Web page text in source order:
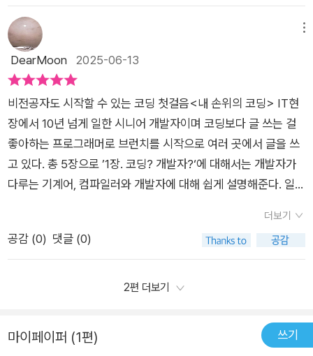
시간이 지나면서 점점 자연스러워진다.개발자라고 하면 보통 컴
퓨터 앞에서 밤새 코딩하는 모습을 떠올린다. 하지만 실제로는 개
발자의 세계도 훨씬 다양하고 입체적이다. 웹사이트의 화면을 만
드는 프론트엔드 개발자, 뒤에서 데이터를 처리하는 백엔드 개발
자, 스마트폰 앱을 만드는 모바일 개발자까지. 각각의 영역마다
필요한 기술과 역량이 다르다. 프론트엔드 개발자는 사용자가 직
접 보고 만지는 부분을 다룬다. 버튼을 누르면 어떤 반응이 일어
날지, 화면이 얼마나 예쁘고 사용하기 편할지를 고민한다. 어찌
보면 예술가와 엔지니어의 성격을 동시에 가져야 하는 직업이다.
되는 부분을 담당한다. 데이터베이스에서 정보를 가져오고, 서버
간의 통신을 처리하고, 보안을 관리한다. 마치 무대 뒤에서 모든
것을 조율하는 연출가 같은 역할이다. 모바일 앱 개발자는 우리가
매일 사용하는 스마트폰 앱을 만든다. 작은 화면에서도 편리하게
설계까지 고려해야 할 것들이 많다.코딩을 배우는 과정에서 가장
어려운 것은 기술적인 부분이 아닐지도 모른다. 오히려 끊임없는
지 않는다. 『내 손 위의 코딩』은 배우는 것 자체가 목적이 아니
라, 그걸 통해 스스로를 조금 더 단단하게 만드는 여정임을 말해
준다. 이 책을 덮고 나면, '나도 한번 해볼까?'라는 말이 머리가 아
니라 손끝에서부터 나오게 된다. 혹시 당신도 나처럼 “코딩? 그
쳐보면 좋겠다. 기술이 두려운 게 아니라, 새로운 언어를 받아들
이는 데 익숙하지 않았던 거다. 책 한 권이면 충분히 그 두려움을
넘을 수 있다. 그러니 이제는 핑계 말고, 한 줄의 코드부터 시작해
보자. #내손위의코딩 #고코더 #원앤원북스 #코딩입문추천 #비
전공자코딩 #개발자되기 #프로그래밍첫걸음 #코딩공부법 #IT
초보도전기 #독학프로그래밍 #일반인코딩 #코딩책추천
을 합니다'는 주변 지인들과 청년들의 상담 사례를 엮은 책인데,
많은 사람들이 개발자가 되고 싶어한다. 앞서 얘기했듯 개발자가
되는데 장벽은 높지 않다. 게다가 자유로운 근무 환경과 높은 보
상은 많은 이들이 개발자가 되고 싶어하는 이유 중 하나일 것이
다. 개발자가 되고자 한다면 저자는 용기내어 도전해 볼 필요가
있다고 강조한다.비전공자가 개발자가 되기 위한 방법으로 국비
지원교육이나 부트캠프, 인공지능과 함께 코딩학습 등 다양하다.
그리고 시중의 프로그래밍 언어나 코딩 학습서으로 배우거나 블
로그로 배울 수 있다. 최근엔 AI의 눈부신 발전으로 인해 이제 전
'바이브 코딩'이라고 불리며 AI를 이용하여 소프트웨어 개발을 하
는 추세가 점점 늘고 있고, 이로 인해 소프트웨어 개발자들의 몸
값이 추락하고 있다는 뉴스도 접했다. 생성형 AI인 챗GPT에게
약간의 정보만 주고 코드를 작성해달라고 하면 거의 오류가 없는
이 낮아졌다고 볼 수 있다. 예전부터 비전공자도 소프트웨어 개발
자가 되는 일이 종종 있었기 때문에 익숙한 일이기도 하지만, AI
고 싶은 사람,학원은 부담스럽고 혼자는 힘든데도움받고자 하는
사람지름길로 안내하거나 속성으로 지식을 쌓게 하지는 않지만
코딩과 관련된 다양한 분야에서부터접근 방식,공부방법, 공부자
원북스@onobooks#코딩 #컴퓨터언어#책선물
DearMoon 2025-06-13
비전공자도 시작할 수 있는 코딩 첫걸음<내 손위의 코딩> IT현
장에서 10년 넘게 일한 시니어 개발자이며 코딩보다 글 쓰는 걸
좋아하는 프로그래머로 브런치를 시작으로 여러 곳에서 글을 쓰
고 있다. 총 5장으로 ’1장. 코딩? 개발자?‘에 대해서는 개발자가
다루는 기계어, 컴파일러와 개발자에 대해 쉽게 설명해준다. 일반
만 저자는 ‘경험하지 않은 문제가 주어졌을 때 해결할 수 있는
가’(p.35), ’사회가 원하는 문제를 디지털로 해결해주는 사람‘(p.
목으로 ’용기‘를 이야기한다. 이 용기를 가진 독자는 다음 ’2장. 할
좌 같은 코스로 개발자가 될 수 있는 과정과 취업 시 작성해야 할
포트폴리오에 대한 글이다. 당장 어떻게 해야 개발자가 될 수 있
더보기
공감 (0) 댓글 (0)
2편 더보기
마이페이퍼 (1편) 쓰기